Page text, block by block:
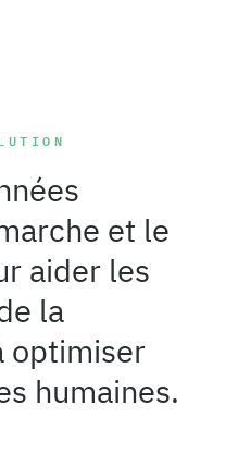
et le
aider les
la
optimiser
humaines.